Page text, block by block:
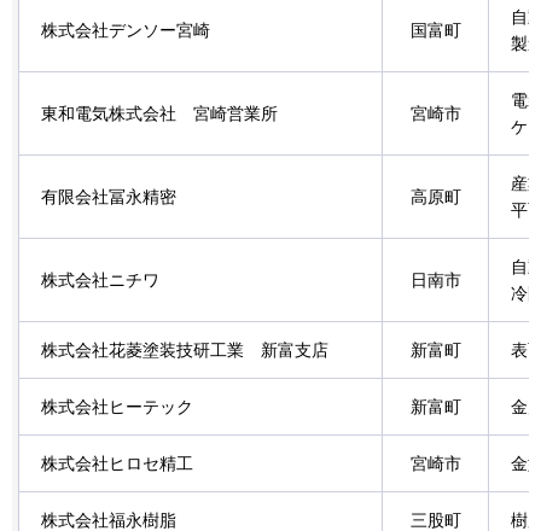
株式会社デンソー宮崎 国富町
自
製
東和電気株式会社 宮崎営業所 宮崎市
電
ケ
有限会社冨永精密 高原町
産
平
株式会社ニチワ 日南市
自
冷
株式会社花菱塗装技研工業 新富支店 新富町 表
株式会社ヒーテック 新富町 金
株式会社ヒロセ精工 宮崎市 金
株式会社福永樹脂 三股町 樹